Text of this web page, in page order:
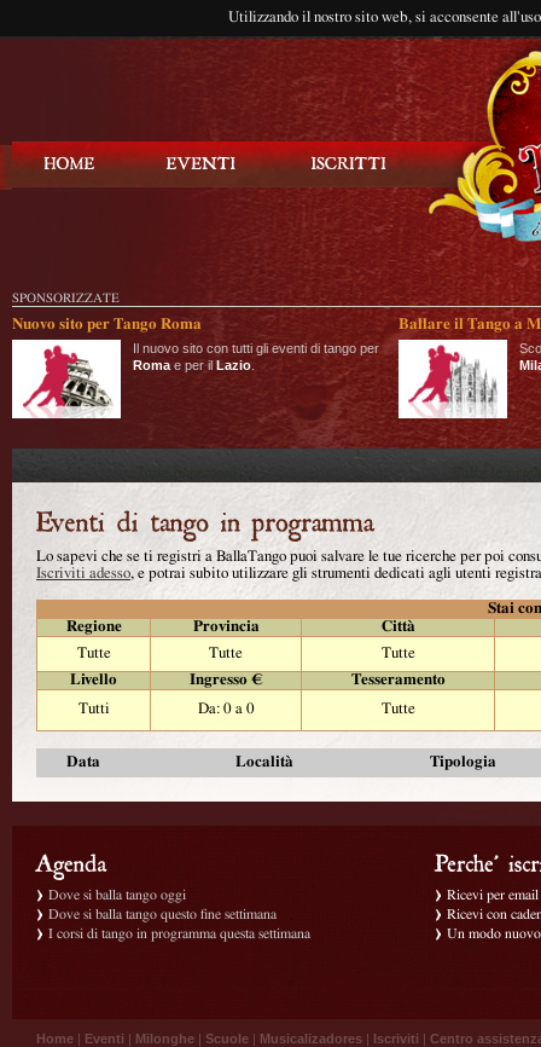
Utilizzando il nostro sito web, si acconsente
SPONSORIZZATE
Nuovo sito per Tango Roma
Il nuovo sito con tutti gli eventi di tango per
Roma e per il Lazio
Ballare il Tango a
Lo sapevi che se ti registri a BallaTango puoi salvare le tue ricerche per poi
Iscriviti adesso, e potrai subito utilizzare gli strumenti dedicati agli utenti
Stai
Regione
Provincia
Città
Tutte
Tutte
Tutte
Livello
Ingresso €
Tesseramento
Tutti
Da: 0 a 0 Tutte
Data Località Tipologia
Dove si balla tango oggi
Dove si balla tango questo fine settimana
I corsi di tango in programma questa settimana
Ricevi per
Ricevi con
Un modo
Home | Eventi | Milonghe | Scuole | Musicalizadores | Iscriviti | Centro